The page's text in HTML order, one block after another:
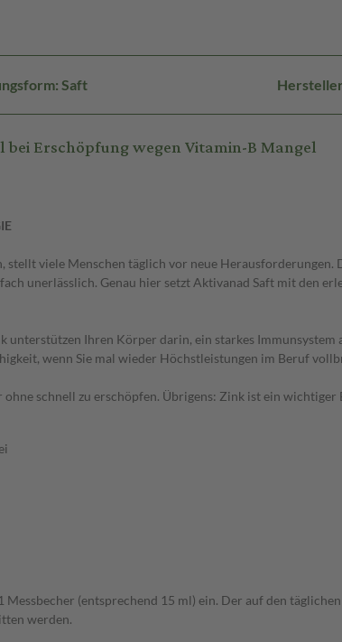
Saft
Erschöpfung wegen Vitamin-B Mangel
viele Menschen täglich vor neue Herausforderungen.
unerlässlich. Genau hier setzt Aktivanad Saft mit den
Ihren Körper darin, ein starkes
wenn Sie mal wieder Höchstleistungen im Beruf
schnell zu erschöpfen. Übrigens: Zink ist ein
(entsprechend 15 ml) ein. Der auf den
werden.